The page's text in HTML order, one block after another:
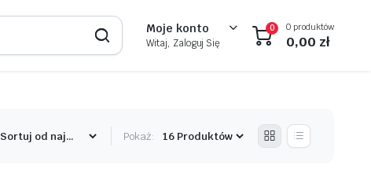
Moje konto
Witaj, Zaloguj Się
0 0 produktów
0,00 zł
Pokaż: